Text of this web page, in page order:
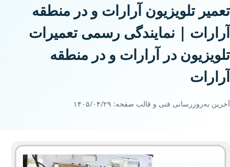
تعمیر تلویزیون آرارات و در منطقه
آرارات | نمایندگی رسمی تعمیرات
تلویزیون در آرارات و در منطقه
آرارات
آخرین به‌روزرسانی فنی و قالب صفحه: ۱۴۰۵/۰۴/۲۹